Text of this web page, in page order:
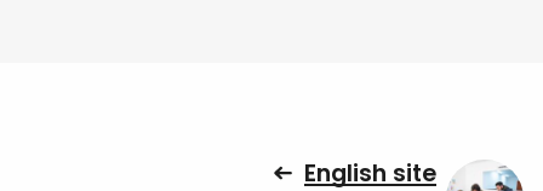
English site